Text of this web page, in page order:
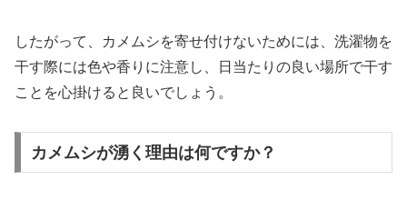
したがって、カメムシを寄せ付けないためには、洗濯物を
干す際には色や香りに注意し、日当たりの良い場所で干す
ことを心掛けると良いでしょう。
カメムシが湧く理由は何ですか？